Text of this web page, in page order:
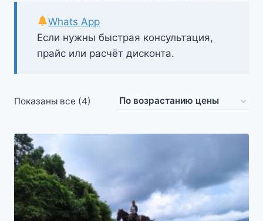
Если нужны быстрая консультация,
прайс или расчёт дисконта.
Whats App
Показаны все (4)
возрастанию